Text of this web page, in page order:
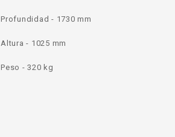
Profundidad - 1730 mm
Altura - 1025 mm
Peso - 320 kg